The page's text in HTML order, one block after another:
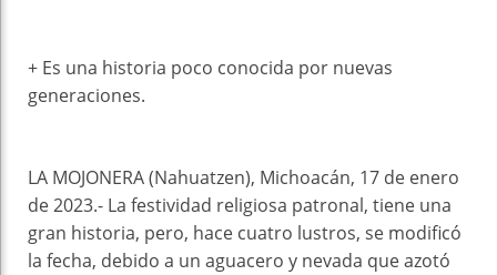
+ Es una historia poco conocida por nuevas
generaciones.
LA MOJONERA (Nahuatzen), Michoacán, 17 de enero
de 2023.- La festividad religiosa patronal, tiene una
gran historia, pero, hace cuatro lustros, se modificó
la fecha, debido a un aguacero y nevada que azotó